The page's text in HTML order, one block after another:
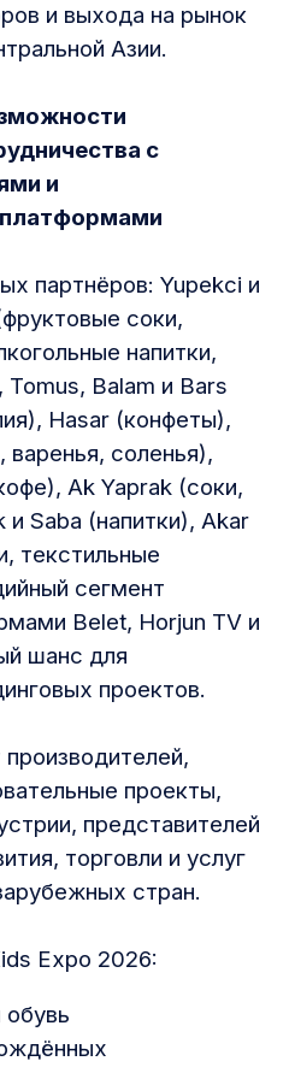
и выхода на рынок
Азии.
с
и
партнёров: Yupekci и
соки,
напитки,
Tomus, Balam и Bars
Hasar (конфеты),
соленья),
Ak Yaprak (соки,
Saba (напитки), Akar
текстильные
сегмент
Belet, Horjun TV и
шанс для
проектов.
проекты,
представителей
торговли и услуг
стран.
Expo 2026: